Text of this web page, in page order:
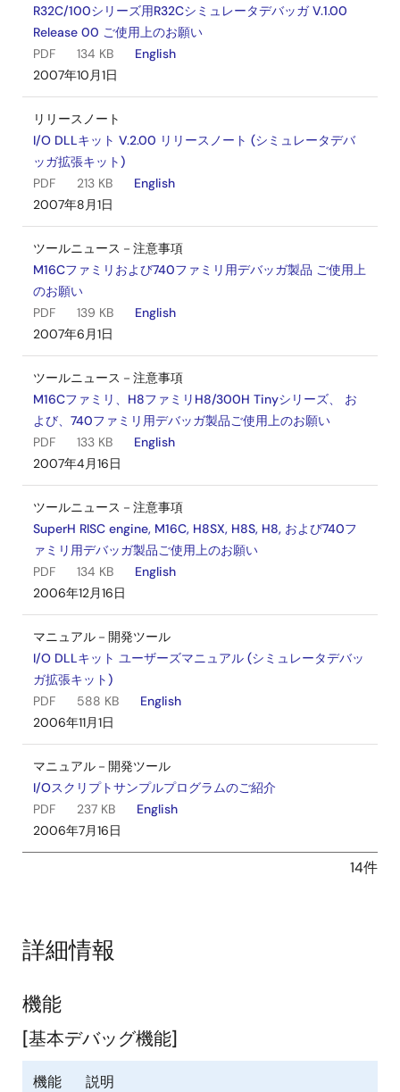
R32C/100シリーズ用R32Cシミュレータデバッガ V.1.00
Release 00 ご使用上のお願い
PDF
134 KB
English
2007年10月1日
リリースノート
I/O DLLキット V.2.00 リリースノート (シミュレータデバ
ッガ拡張キット)
PDF
213 KB
English
2007年8月1日
ツールニュース－注意事項
M16Cファミリおよび740ファミリ用デバッガ製品 ご使用上
のお願い
PDF
139 KB
English
2007年6月1日
ツールニュース－注意事項
M16Cファミリ、H8ファミリH8/300H Tinyシリーズ、 お
よび、740ファミリ用デバッガ製品ご使用上のお願い
PDF
133 KB
English
2007年4月16日
ツールニュース－注意事項
SuperH RISC engine, M16C, H8SX, H8S, H8, および740フ
ァミリ用デバッガ製品ご使用上のお願い
PDF
134 KB
English
2006年12月16日
マニュアル－開発ツール
I/O DLLキット ユーザーズマニュアル (シミュレータデバッ
ガ拡張キット)
PDF
588 KB
English
2006年11月1日
マニュアル－開発ツール
I/Oスクリプトサンプルプログラムのご紹介
PDF
237 KB
English
2006年7月16日
14件
詳細情報
機能
[基本デバッグ機能]
機能 説明